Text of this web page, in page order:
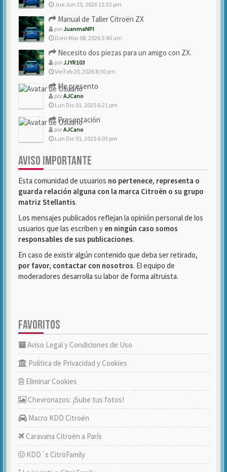
Jue Jun 25, 2026 11:32 pm
Manual de Taller Citroën ZX
porJuanmaNPI
Dom Mar 08, 2026 3:40 am
Necesito dos piezas para un amigo con ZX.
porJJYR103
Vie Feb 20, 2026 8:30 pm
Me presento
porAJCano
Lun Dic 01, 2025 6:21 pm
Presentación
porAJCano
Lun Dic 01, 2025 6:05 pm
AVISO IMPORTANTE
Esta comunidad de usuarios no pertenece, representa o
guarda relación alguna con la marca Citroën o su grupo
matriz Stellantis.
Los mensajes publicados reflejan la opinión personal de los
usuarios que las escriben y en ningún caso somos
responsables de sus publicaciones.
En caso de existir algún contenido que deba ser retirado,
por favor, contactar con nosotros. El equipo de
moderadores desarrolla su labor de forma altruista.
FAVORITOS
Aviso Legal y Condiciones de Uso
Política de Privacidad y Cookies
Eliminar Cookies
Chevronazos: ¡Sube tus fotos!
Macro KDD Citroën
Caravana Citroën a París
KDD´s CitröFamily